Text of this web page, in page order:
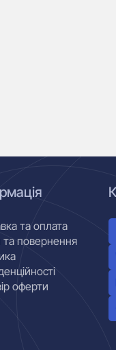
та оплата
та повернення
оферти